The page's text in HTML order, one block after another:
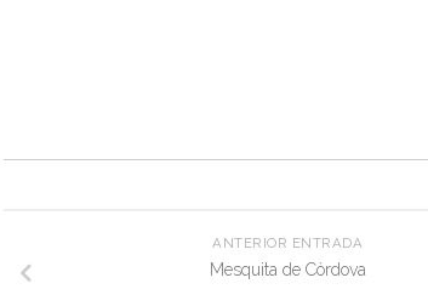
ANTERIOR ENTRADA
Mesquita de Còrdova